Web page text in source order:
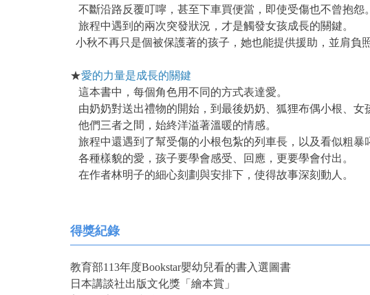
不斷沿路反覆叮嚀，甚至下車買便當，即使受傷也不曾抱怨。
旅程中遇到的兩次突發狀況，才是觸發女孩成長的關鍵。
小秋不再只是個被保護著的孩子，她也能提供援助，並肩負
★愛的力量是成長的關鍵
這本書中，每個角色用不同的方式表達愛。
由奶奶對送出禮物的開始，到最後奶奶、狐狸布偶小根、女
他們三者之間，始終洋溢著溫暖的情感。
旅程中還遇到了幫受傷的小根包紮的列車長，以及看似粗暴
各種樣貌的愛，孩子要學會感受、回應，更要學會付出。
在作者林明子的細心刻劃與安排下，使得故事深刻動人。
得獎紀錄
教育部113年度Bookstar嬰幼兒看的書入選圖書
日本講談社出版文化獎「繪本賞」